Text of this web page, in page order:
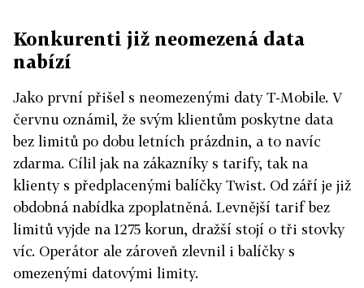
Konkurenti již neomezená data
nabízí
Jako první přišel s neomezenými daty T-Mobile. V
červnu oznámil, že svým klientům poskytne data
bez limitů po dobu letních prázdnin, a to navíc
zdarma. Cílil jak na zákazníky s tarify, tak na
klienty s předplacenými balíčky Twist. Od září je již
obdobná nabídka zpoplatněná. Levnější tarif bez
limitů vyjde na 1275 korun, dražší stojí o tři stovky
víc. Operátor ale zároveň zlevnil i balíčky s
omezenými datovými limity.